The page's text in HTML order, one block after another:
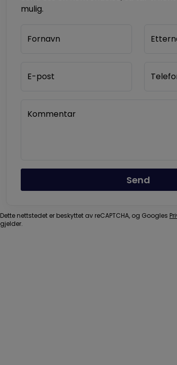
mulig.
Fornavn
E-post
Kommentar
Send
Dette nettstedet er beskyttet av reCAPTCHA, og Googles
gjelder.